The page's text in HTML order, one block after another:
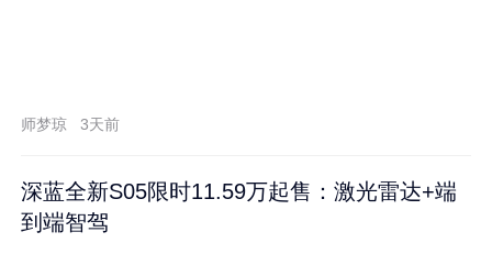
师梦琼 3天前
深蓝全新S05限时11.59万起售：激光雷达+端
到端智驾